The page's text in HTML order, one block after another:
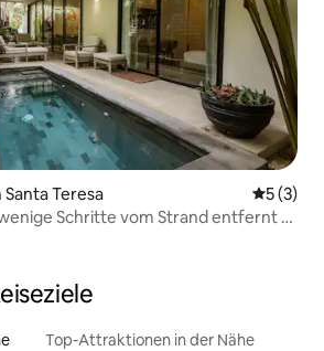
Teresa
5 (3)
Schritte vom Strand entfernt &
Top-Attraktionen in der Nähe